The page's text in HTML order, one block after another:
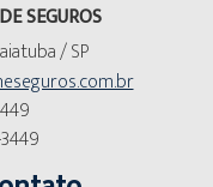
SEGUROS
/ SP